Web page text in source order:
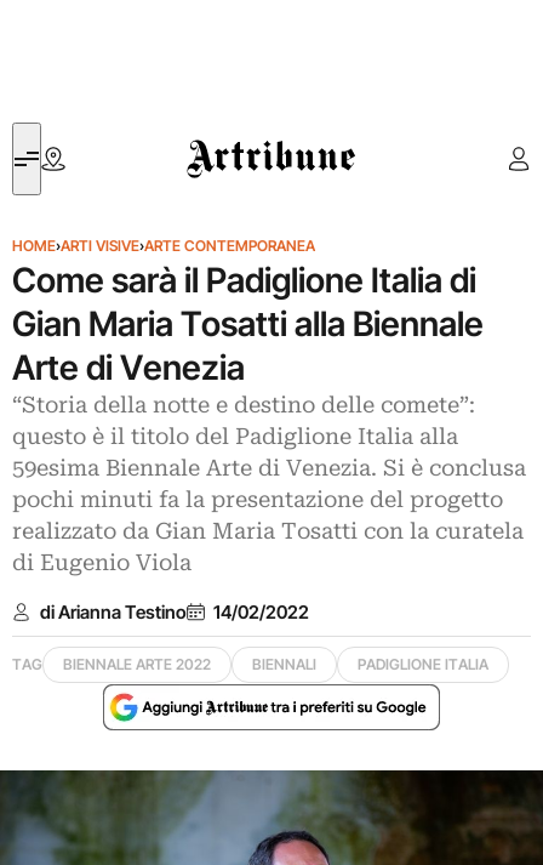
Artribune
HOME›ARTI VISIVE›ARTE CONTEMPORANEA
Come sarà il Padiglione Italia di
Gian Maria Tosatti alla Biennale
Arte di Venezia
“Storia della notte e destino delle comete”:
questo è il titolo del Padiglione Italia alla
59esima Biennale Arte di Venezia. Si è conclusa
pochi minuti fa la presentazione del progetto
realizzato da Gian Maria Tosatti con la curatela
di Eugenio Viola
di Arianna Testino 14/02/2022
TAG BIENNALE ARTE 2022 BIENNALI PADIGLIONE ITALIA